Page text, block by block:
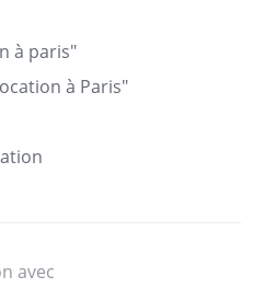
à paris"
à Paris"
avec